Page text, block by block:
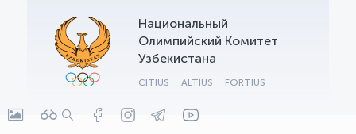
Национальный
Олимпийский Комитет
Узбекистана
CITIUS ALTIUS FORTIUS
OLYMPCHIK AI - yordamchi
Онлайн · olympic.uz